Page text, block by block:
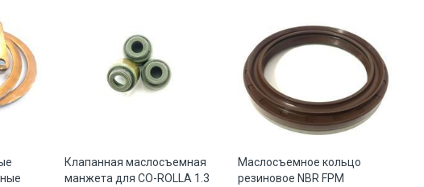
Клапанная маслосъемная
манжета для CO-ROLLA 1.3
Маслосъемное кольцо
резиновое NBR FPM